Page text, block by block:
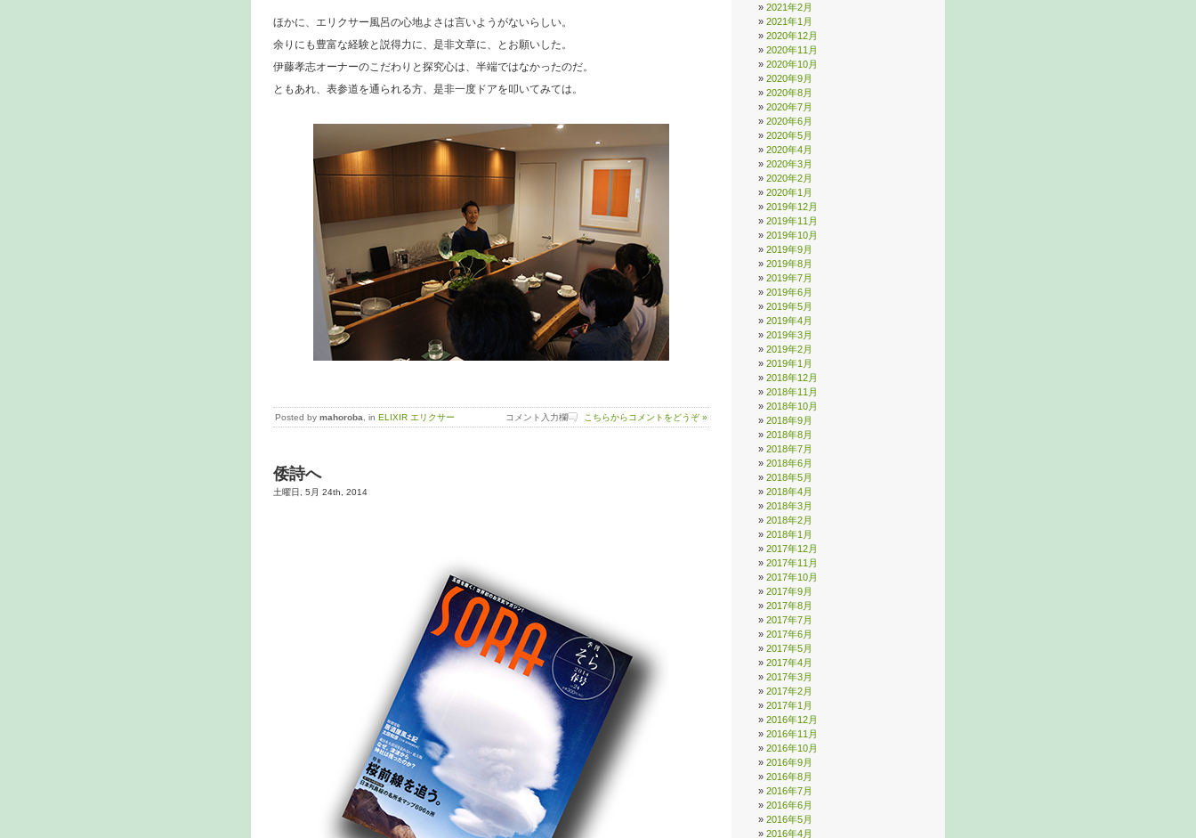
ほかに、エリクサー風呂の心地よさは言いようがないらしい。
余りにも豊富な経験と説得力に、是非文章に、とお願いした。
伊藤孝志オーナーのこだわりと探究心は、半端ではなかったのだ。
ともあれ、表参道を通られる方、是非一度ドアを叩いてみては。
Posted by mahoroba , in ELIXIR エリクサー コメント入力欄 こちらからコメントをどうぞ »
倭詩へ
土曜日, 5月 24th, 2014
2021年2月
2021年1月
2020年12月
2020年11月
2020年10月
2020年9月
2020年8月
2020年7月
2020年6月
2020年5月
2020年4月
2020年3月
2020年2月
2020年1月
2019年12月
2019年11月
2019年10月
2019年9月
2019年8月
2019年7月
2019年6月
2019年5月
2019年4月
2019年3月
2019年2月
2019年1月
2018年12月
2018年11月
2018年10月
2018年9月
2018年8月
2018年7月
2018年6月
2018年5月
2018年4月
2018年3月
2018年2月
2018年1月
2017年12月
2017年11月
2017年10月
2017年9月
2017年8月
2017年7月
2017年6月
2017年5月
2017年4月
2017年3月
2017年2月
2017年1月
2016年12月
2016年11月
2016年10月
2016年9月
2016年8月
2016年7月
2016年6月
2016年5月
2016年4月